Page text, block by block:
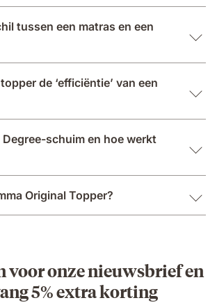
tussen een matras en een
de ‘efficiëntie’ van een
schuim en hoe werkt
Original Topper?
voor onze nieuwsbrief en
5% extra korting